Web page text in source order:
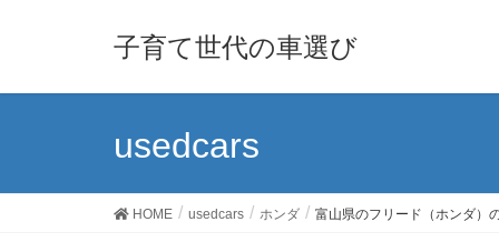
子育て世代の車選び
usedcars
HOME usedcars ホンダ 富山県のフリード（ホンダ）